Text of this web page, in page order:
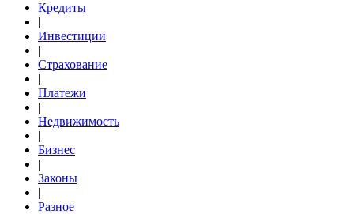
Кредиты
|
Инвестиции
|
Страхование
|
Платежи
|
Недвижимость
|
Бизнес
|
Законы
|
Разное